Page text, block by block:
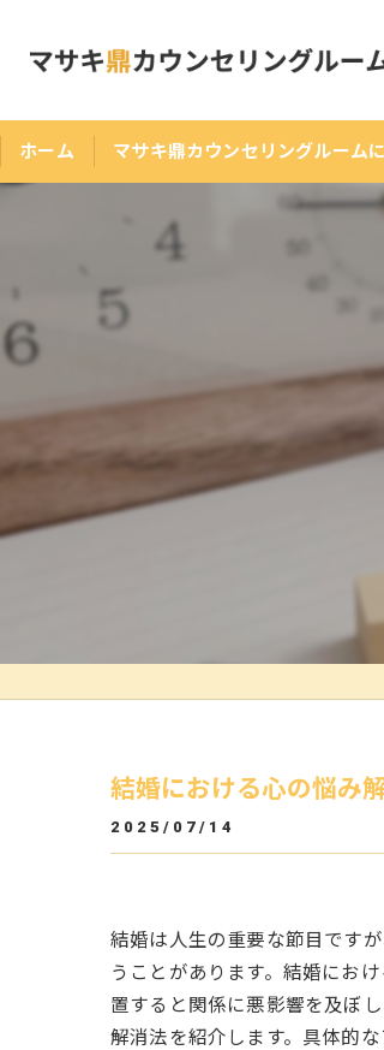
ホーム マサキ鼎カウンセリングルーム
結婚における心の悩み
2025/07/14
結婚は人生の重要な節目です
うことがあります。結婚にお
置すると関係に悪影響を及ぼ
解消法を紹介します。具体的